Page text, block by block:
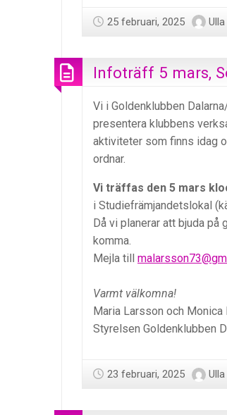
25 februari, 2025 Ulla
Infoträff 5 mars,
Vi i Goldenklubben
presentera klubbens
aktiviteter som finns idag
ordnar.
Vi träffas den 5 mars
i Studiefrämjandetslokal
Då vi planerar att bjuda på
komma.
Mejla till
Varmt välkomna!
Maria Larsson och
Styrelsen Goldenklubben
23 februari, 2025 Ulla